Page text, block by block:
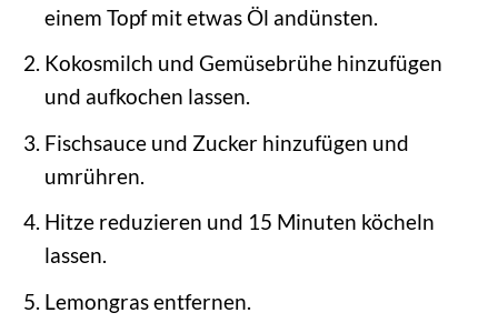
einem Topf mit etwas Öl andünsten.
Kokosmilch und Gemüsebrühe hinzufügen
und aufkochen lassen.
Fischsauce und Zucker hinzufügen und
umrühren.
Hitze reduzieren und 15 Minuten köcheln
lassen.
Lemongras entfernen.